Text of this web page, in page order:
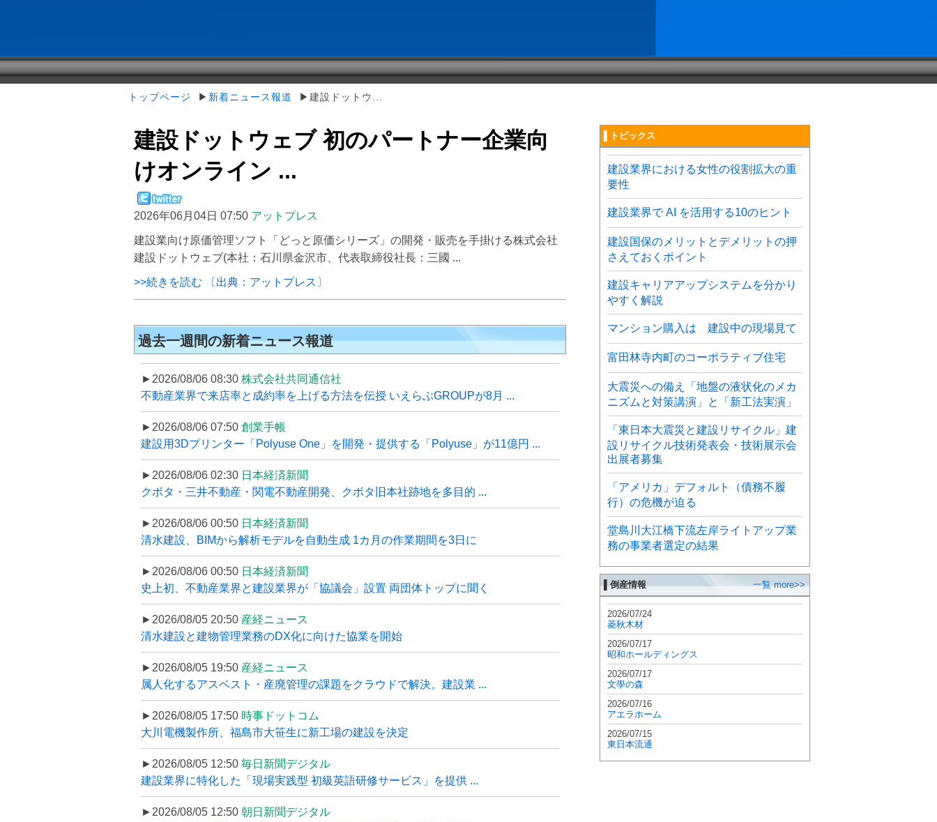
トップページ ▶ 新着ニュース報道 ▶建設ドットウ...
建設ドットウェブ 初のパートナー企業向
けオンライン ...
2026年06月04日 07:50 アットプレス
建設業向け原価管理ソフト「どっと原価シリーズ」の開発・販売を手掛ける株式会社
建設ドットウェブ(本社：石川県金沢市、代表取締役社長：三國 ...
>>続きを読む 〔出典：アットプレス〕
過去一週間の新着ニュース報道
►2026/08/06 08:30 株式会社共同通信社
不動産業界で来店率と成約率を上げる方法を伝授 いえらぶGROUPが8月 ...
►2026/08/06 07:50 創業手帳
建設用3Dプリンター「Polyuse One」を開発・提供する「Polyuse」が11億円 ...
►2026/08/06 02:30 日本経済新聞
クボタ・三井不動産・関電不動産開発、クボタ旧本社跡地を多目的 ...
►2026/08/06 00:50 日本経済新聞
清水建設、BIMから解析モデルを自動生成 1カ月の作業期間を3日に
►2026/08/06 00:50 日本経済新聞
史上初、不動産業界と建設業界が「協議会」設置 両団体トップに聞く
►2026/08/05 20:50 産経ニュース
清水建設と建物管理業務のDX化に向けた協業を開始
►2026/08/05 19:50 産経ニュース
属人化するアスベスト・産廃管理の課題をクラウドで解決。建設業 ...
►2026/08/05 17:50 時事ドットコム
大川電機製作所、福島市大笹生に新工場の建設を決定
►2026/08/05 12:50 毎日新聞デジタル
建設業界に特化した「現場実践型 初級英語研修サービス」を提供 ...
►2026/08/05 12:50 朝日新聞デジタル
▌トピックス
建設業界における女性の役割拡大の重
要性
建設業界で AI を活用する10のヒント
建設国保のメリットとデメリットの押
さえておくポイント
建設キャリアアップシステムを分かり
やすく解説
マンション購入は 建設中の現場見て
富田林寺内町のコーポラティブ住宅
大震災への備え「地盤の液状化のメカ
ニズムと対策講演」と「新工法実演」
「東日本大震災と建設リサイクル」建
設リサイクル技術発表会・技術展示会
出展者募集
「アメリカ」デフォルト（債務不履
行）の危機が迫る
堂島川大江橋下流左岸ライトアップ業
務の事業者選定の結果
▌倒産情報 一覧 more>>
2026/07/24
菱秋木材
2026/07/17
昭和ホールディングス
2026/07/17
文學の森
2026/07/16
アエラホーム
2026/07/15
東日本流通